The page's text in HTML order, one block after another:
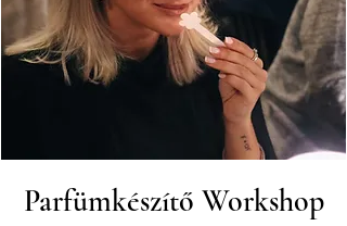
Parfümkészítő Workshop